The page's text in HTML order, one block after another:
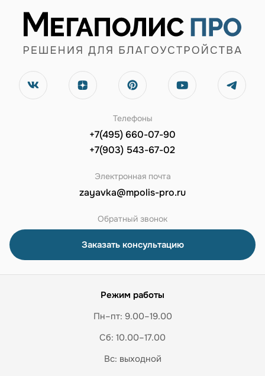
Телефоны
+7(495) 660-07-90
+7(903) 543-67-02
Электронная почта
zayavka@mpolis-pro.ru
Обратный звонок
Заказать консультацию
Режим работы
Пн–пт: 9.00–19.00
Сб: 10.00–17.00
Вс: выходной